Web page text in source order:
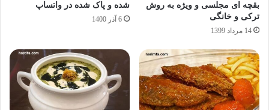
بقچه ای مجلسی و ویژه به روش
ترکی و خانگی
14 مرداد 1399
شده و پاک شده در واتساپ
6 آذر 1400